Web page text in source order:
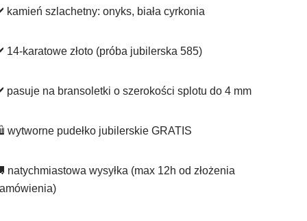
kamień szlachetny: onyks, biała cyrkonia
14-karatowe złoto (próba jubilerska 585)
pasuje na bransoletki o szerokości splotu do 4️ mm
wytworne pudełko jubilerskie GRATIS
natychmiastowa wysyłka (max 12h od złożenia